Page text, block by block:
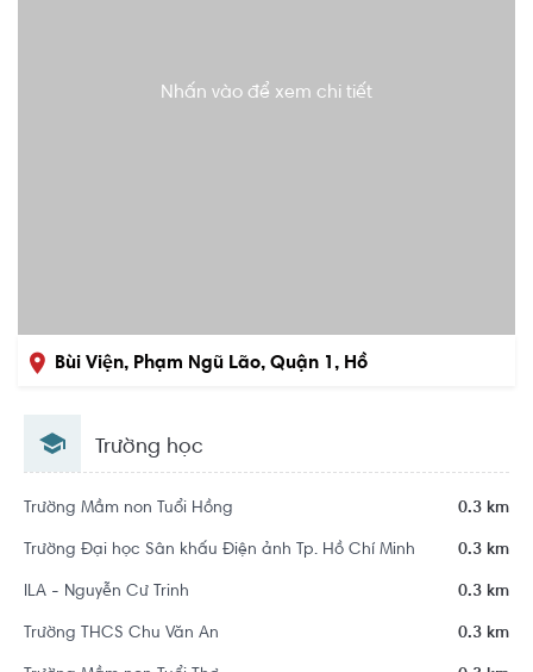
Nhấn vào để xem chi tiết
Bùi Viện, Phạm Ngũ Lão, Quận 1, Hồ
Trường học
Trường Mầm non Tuổi Hồng 0.3 km
Trường Đại học Sân khấu Điện ảnh Tp. Hồ Chí Minh 0.3 km
ILA - Nguyễn Cư Trinh 0.3 km
Trường THCS Chu Văn An 0.3 km